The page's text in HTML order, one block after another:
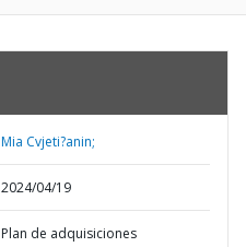
Mia Cvjeti?anin;
2024/04/19
Plan de adquisiciones